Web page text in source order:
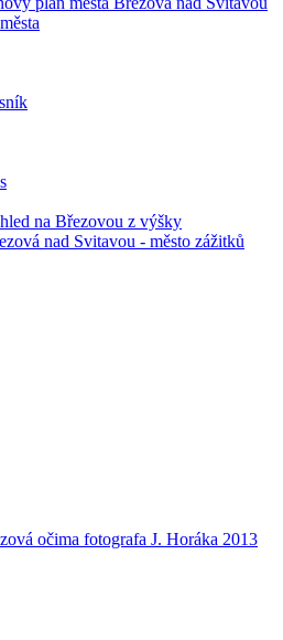
na Březovou z výšky
nad Svitavou - město zážitků
očima fotografa J. Horáka 2013